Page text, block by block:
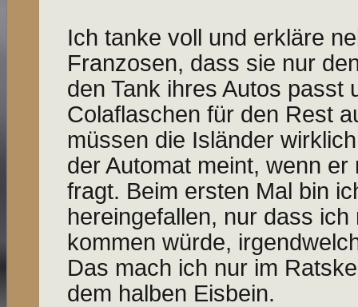
Ich tanke voll und erkläre
Franzosen, dass sie nur
den Tank ihres Autos passt
Cola­flaschen für den Rest
müssen die Isländer
der Automat meint, wenn
fragt. Beim ersten Mal bin
hereinge­fallen, nur dass
kommen würde,
Das mach ich nur im
dem halben Eisbein.